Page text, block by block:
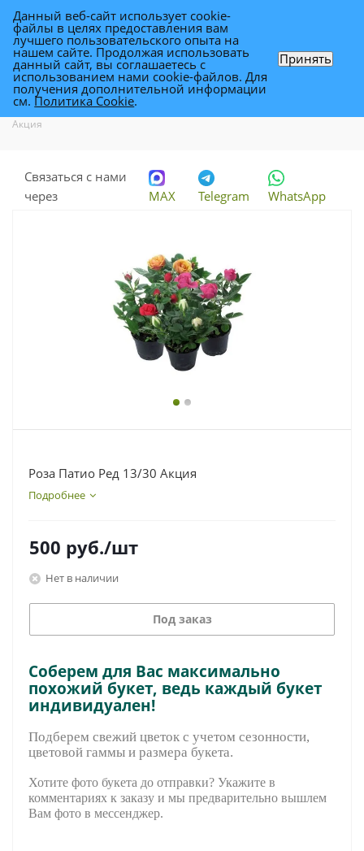
Роза Патио Ред 13/30 Акция
Каталог - Растения - Комнатные растения
Акция
Связаться с нами
через
MAX Telegram WhatsApp
Роза Патио Ред 13/30 Акция
Подробнее
500 руб./шт
Нет в наличии
Под заказ
Соберем для Вас максимально
похожий букет, ведь каждый букет
индивидуален!
Подберем свежий цветок с учетом сезонности,
цветовой гаммы и размера букета.
Хотите фото букета до отправки? Укажите в
комментариях к заказу и мы предварительно вышлем
Вам фото в мессенджер.
Данный веб-сайт использует cookie-
файлы в целях предоставления вам
лучшего пользовательского опыта на
нашем сайте. Продолжая использовать
данный сайт, вы соглашаетесь с
использованием нами cookie-файлов. Для
получения дополнительной информации
см. Политика Cookie.
Принять